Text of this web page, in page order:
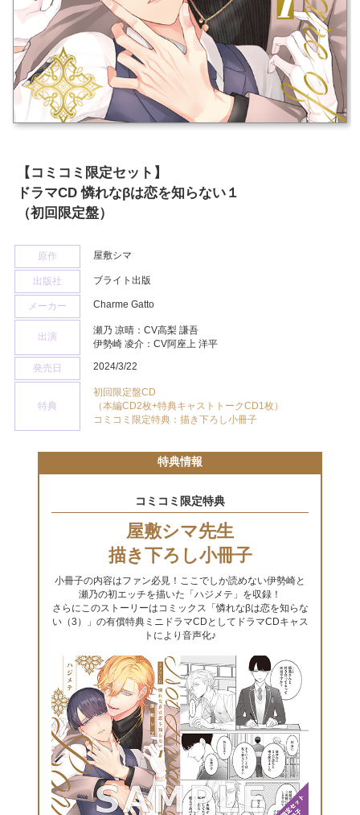
【コミコミ限定セット】
ドラマCD 憐れなβは恋を知らない１
（初回限定盤）
原作 屋敷シマ
出版社 ブライト出版
メーカー Charme Gatto
出演
瀬乃 凉晴：CV高梨 謙吾
伊勢崎 凌介：CV阿座上 洋平
発売日 2024/3/22
特典
初回限定盤CD
（本編CD2枚+特典キャストトークCD1枚）
コミコミ限定特典：描き下ろし小冊子
特典情報
コミコミ限定特典
屋敷シマ先生
描き下ろし小冊子
小冊子の内容はファン必見！ここでしか読めない伊勢崎と
瀬乃の初エッチを描いた「ハジメテ」を収録！
さらにこのストーリーはコミックス「憐れなβは恋を知らな
い（3）」の有償特典ミニドラマCDとしてドラマCDキャス
トにより音声化♪